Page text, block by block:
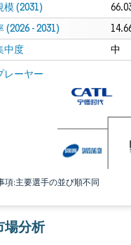
模 (2031)
(2026 - 2031)
中度 中
レーヤー
項:主要選手の並び順不同
Intelligence。再利用には
が必要です。
場分析